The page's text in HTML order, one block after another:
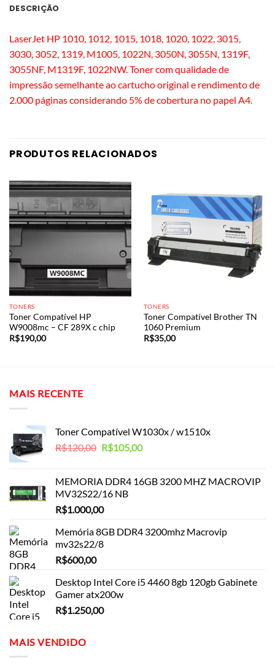
DESCRIÇÃO
LaserJet HP 1010, 1012, 1015, 1018, 1020, 1022, 3015,
3030, 3052, 1319, M1005, 1022N, 3050N, 3055N, 1319F,
3055NF, M1319F, 1022NW. Toner com qualidade de
impressão semelhante ao cartucho original e rendimento de
2.000 páginas considerando 5% de cobertura no papel A4.
PRODUTOS RELACIONADOS
TONERS
Toner Compatível HP
W9008mc – CF 289X c chip
R$190,00
TONERS
Toner Compatível Brother TN
1060 Premium
R$35,00
MAIS RECENTE
Toner Compatível W1030x / w1510x
R$120,00 O
era:
R$120,00.
R$105,00O
é:
MEMORIA DDR4 16GB 3200 MHZ MACROVIP
MV32S22/16 NB
R$1.000,00
Memória 8GB DDR4 3200mhz Macrovip
mv32s22/8
R$600,00
Desktop Intel Core i5 4460 8gb 120gb Gabinete
Gamer atx200w
R$1.250,00
MAIS VENDIDO